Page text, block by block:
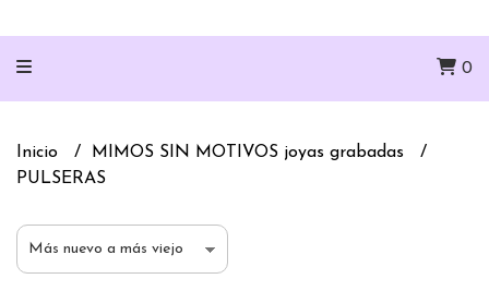
0
Inicio
MIMOS SIN MOTIVOS joyas grabadas
PULSERAS